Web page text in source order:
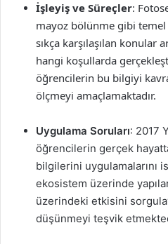
İşleyiş ve Süreçler:
mayoz bölünme gibi temel
sıkça karşılaşılan konular
hangi koşullarda
öğrencilerin bu bilgiyi
ölçmeyi amaçlamaktadır.
Uygulama Soruları: 2017
öğrencilerin gerçek
bilgilerini uygulamalarını
ekosistem üzerinde
üzerindeki etkisini
düşünmeyi teşvik